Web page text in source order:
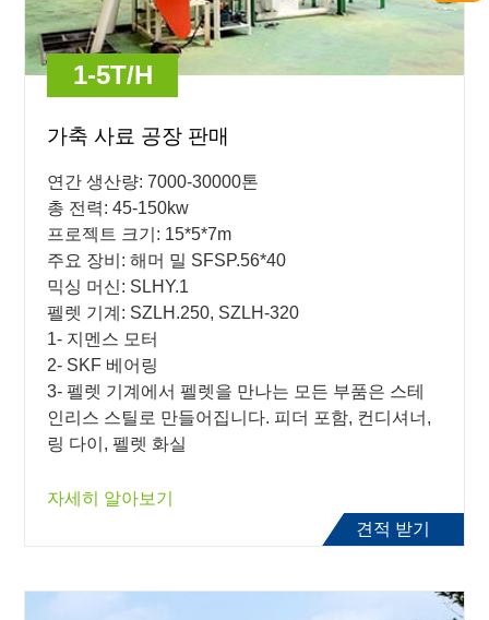
1-5T/H
가축 사료 공장 판매
연간 생산량: 7000-30000톤
총 전력: 45-150kw
프로젝트 크기: 15*5*7m
주요 장비: 해머 밀 SFSP.56*40
믹싱 머신: SLHY.1
펠렛 기계: SZLH.250, SZLH-320
1- 지멘스 모터
2- SKF 베어링
3- 펠렛 기계에서 펠렛을 만나는 모든 부품은 스테
인리스 스틸로 만들어집니다. 피더 포함, 컨디셔너,
링 다이, 펠렛 화실
자세히 알아보기
견적 받기